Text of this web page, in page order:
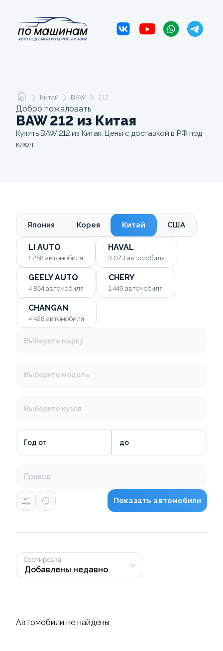
Китай BAW 212
Добро пожаловать
BAW 212 из Китая
Купить BAW 212 из Китая. Цены с доставкой в РФ под
ключ.
Япония Корея Китай США
LI AUTO
1 258 автомобиля
HAVAL
3 073 автомобиля
GEELY AUTO
4 854 автомобиля
CHERY
1 449 автомобиля
CHANGAN
4 428 автомобиля
Выберите марку
Выберите модель
Выберите кузов
Год от до
Привод
Показать автомобили
Сортировка
Автомобили не найдены